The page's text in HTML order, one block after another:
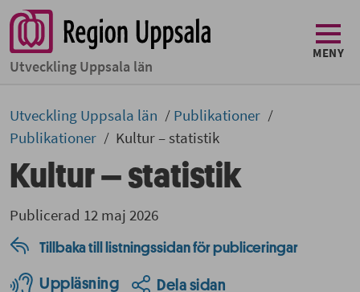
Utveckling Uppsala län
MENY
Utveckling Uppsala län
Publikationer
Publikationer
Kultur – statistik
Kultur – statistik
Publicerad 12 maj 2026
Tillbaka till listningssidan för publiceringar
Uppläsning Dela sidan